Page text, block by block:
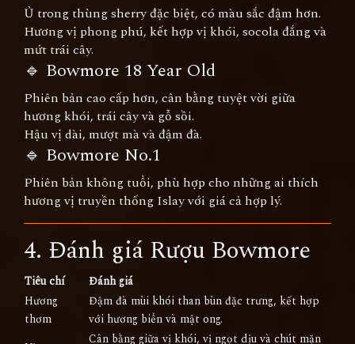
Ủ trong thùng sherry đặc biệt, có màu sắc đậm hơn.
Hương vị phong phú, kết hợp vị khói, socola đắng và
mứt trái cây.
🔹 Bowmore 18 Year Old
Phiên bản cao cấp hơn, cân bằng tuyệt vời giữa
hương khói, trái cây và gỗ sồi.
Hậu vị dài, mượt mà và đậm đà.
🔹 Bowmore No.1
Phiên bản không tuổi, phù hợp cho những ai thích
hương vị truyền thống Islay với giá cả hợp lý.
4. Đánh giá Rượu Bowmore
Tiêu chí
Đánh giá
Hương
thơm
Đậm đà mùi khói than bùn đặc trưng, kết hợp
với hương biển và mật ong.
Cân bằng giữa vị khói, vị ngọt dịu và chút mặn